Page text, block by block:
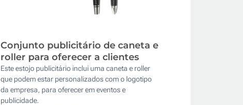
Conjunto publicitário de caneta e
roller para oferecer a clientes
Este estojo publicitário inclui uma caneta e roller
que podem estar personalizados com o logotipo
da empresa, para oferecer em eventos e
publicidade.